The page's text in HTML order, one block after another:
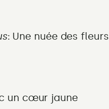
: Une nuée des
un cœur jaune